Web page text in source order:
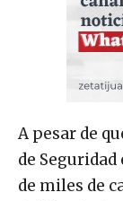
A pesar de
de
de miles de